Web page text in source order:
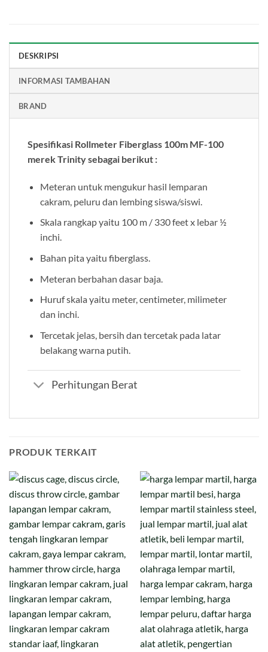
DESKRIPSI
INFORMASI TAMBAHAN
BRAND
Spesifikasi Rollmeter Fiberglass 100m MF-100
merek Trinity sebagai berikut :
Meteran untuk mengukur hasil lemparan
cakram, peluru dan lembing siswa/siswi.
Skala rangkap yaitu 100 m / 330 feet x lebar ½
inchi.
Bahan pita yaitu fiberglass.
Meteran berbahan dasar baja.
Huruf skala yaitu meter, centimeter, milimeter
dan inchi.
Tercetak jelas, bersih dan tercetak pada latar
belakang warna putih.
Perhitungan Berat
PRODUK TERKAIT